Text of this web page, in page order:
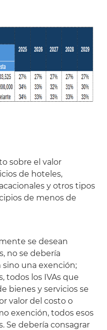
sobre el valor
de hoteles,
y otros tipos
de menos de
se desean
no se debería
una exención;
todos los IVAs que
bienes y servicios se
valor del costo o
exención, todos esos
Se debería consagrar